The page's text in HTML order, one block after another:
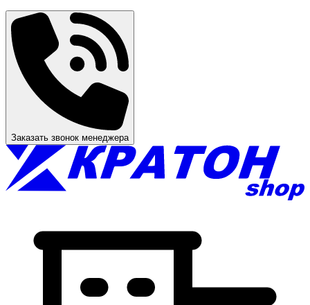
Заказать звонок менеджера